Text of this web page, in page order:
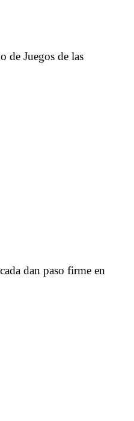
de Juegos de las
dan paso firme en